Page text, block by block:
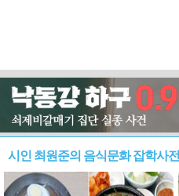
시인 최원준의 음식문화 잡학사전